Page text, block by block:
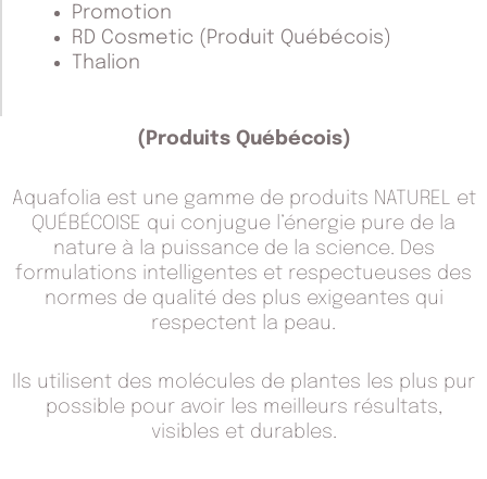
(Produits Québécois)
Aquafolia est une gamme de produits NATUREL et
QUÉBÉCOISE qui conjugue l’énergie pure de la
nature à la puissance de la science. Des
formulations intelligentes et respectueuses des
normes de qualité des plus exigeantes qui
respectent la peau.
Ils utilisent des molécules de plantes les plus pur
possible pour avoir les meilleurs résultats,
visibles et durables.
Promotion
RD Cosmetic (Produit Québécois)
Thalion